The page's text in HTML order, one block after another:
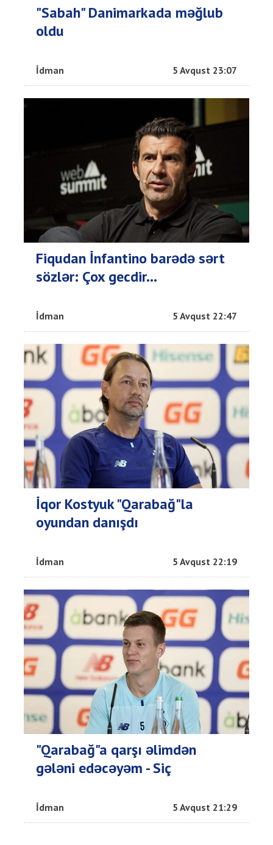
"Sabah" Danimarkada məğlub
oldu
İdman 5 Avqust 23:07
Fiqudan İnfantino barədə sərt
sözlər: Çox gecdir...
İdman 5 Avqust 22:47
İqor Kostyuk "Qarabağ"la
oyundan danışdı
İdman 5 Avqust 22:19
"Qarabağ"a qarşı əlimdən
gələni edəcəyəm - Siç
İdman 5 Avqust 21:29